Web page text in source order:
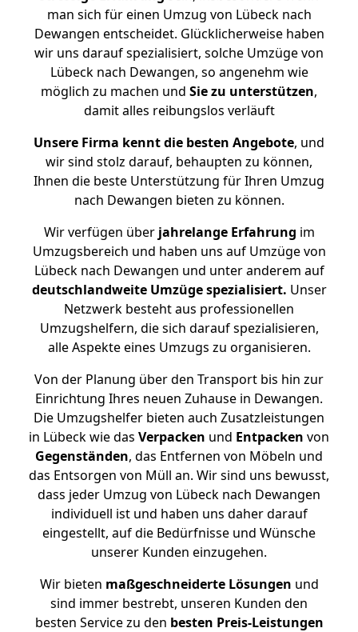
man sich für einen Umzug von Lübeck nach
Dewangen entscheidet. Glücklicherweise haben
wir uns darauf spezialisiert, solche Umzüge von
Lübeck nach Dewangen, so angenehm wie
möglich zu machen und Sie zu unterstützen,
damit alles reibungslos verläuft
Unsere Firma kennt die besten Angebote, und
wir sind stolz darauf, behaupten zu können,
Ihnen die beste Unterstützung für Ihren Umzug
nach Dewangen bieten zu können.
Wir verfügen überjahrelange Erfahrung im
Umzugsbereich und haben uns auf Umzüge von
Lübeck nach Dewangen und unter anderem auf
deutschlandweite Umzüge spezialisiert. Unser
Netzwerk besteht aus professionellen
Umzugshelfern, die sich darauf spezialisieren,
alle Aspekte eines Umzugs zu organisieren.
Von der Planung über den Transport bis hin zur
Einrichtung Ihres neuen Zuhause in Dewangen.
Die Umzugshelfer bieten auch Zusatzleistungen
in Lübeck wie das Verpacken und Entpacken von
Gegenständen, das Entfernen von Möbeln und
das Entsorgen von Müll an. Wir sind uns bewusst,
dass jeder Umzug von Lübeck nach Dewangen
individuell ist und haben uns daher darauf
eingestellt, auf die Bedürfnisse und Wünsche
unserer Kunden einzugehen.
Wir bieten maßgeschneiderte Lösungen und
sind immer bestrebt, unseren Kunden den
besten Service zu den besten Preis-Leistungen